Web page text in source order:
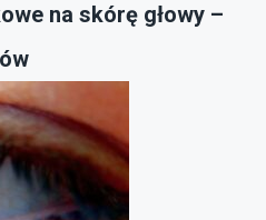
na skórę głowy –